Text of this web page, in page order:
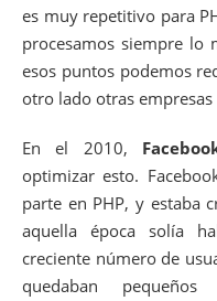
es muy repetitivo para
procesamos siempre lo
esos puntos podemos
otro lado otras
En el 2010,
optimizar esto.
parte en PHP, y estaba
aquella época solía
creciente número de
quedaban